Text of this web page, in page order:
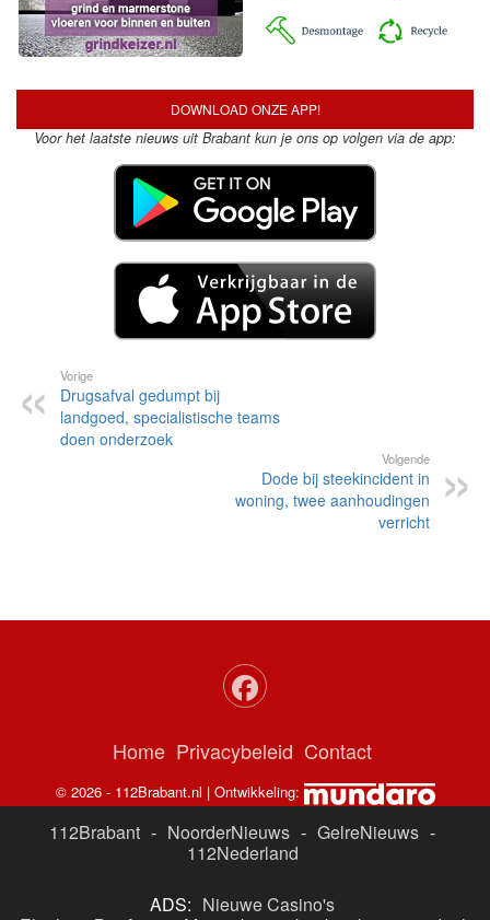
DOWNLOAD ONZE APP!
Voor het laatste nieuws uit Brabant kun je ons op volgen via de app:
Vorige
Drugsafval gedumpt bij
landgoed, specialistische teams
doen onderzoek
Volgende
Dode bij steekincident in
woning, twee aanhoudingen
verricht
Home Privacybeleid Contact
© 2026 - 112Brabant.nl | Ontwikkeling:
112Brabant - NoorderNieuws - GelreNieuws -
112Nederland
ADS: Nieuwe Casino's